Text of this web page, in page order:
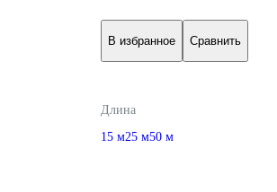
В избранное Сравнить
Длина
15 м25 м50 м